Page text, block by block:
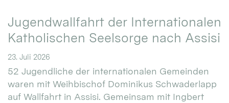
Jugendwallfahrt der Internationalen
Katholischen Seelsorge nach Assisi
23. Juli 2026
52 Jugendliche der internationalen Gemeinden
waren mit Weihbischof Dominikus Schwaderlapp
auf Wallfahrt in Assisi. Gemeinsam mit Ingbert